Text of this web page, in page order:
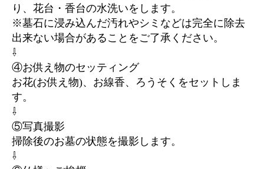
り、花台・香台の水洗いをします。
※墓石に浸み込んだ汚れやシミなどは完全に除去
出来ない場合があることをご了承ください。
⇩
④お供え物のセッティング
お花(お供え物)、お線香、ろうそくをセットしま
す。
⇩
⑤写真撮影
掃除後のお墓の状態を撮影します。
⇩